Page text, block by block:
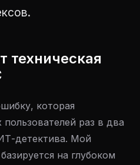
техническая
которая
раз в два
детектива. Мой
на глубоком